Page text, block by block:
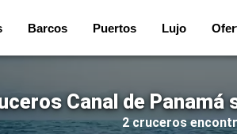
Barcos Puertos Lujo
Canal de Panamá
2 cruceros